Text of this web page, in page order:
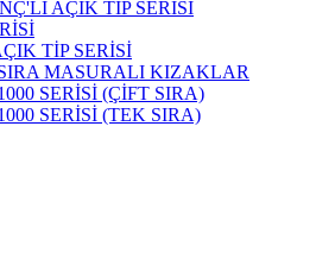
AÇIK TİP SERİSİ
TİP SERİSİ
MASURALI KIZAKLAR
SERİSİ (ÇİFT SIRA)
SERİSİ (TEK SIRA)